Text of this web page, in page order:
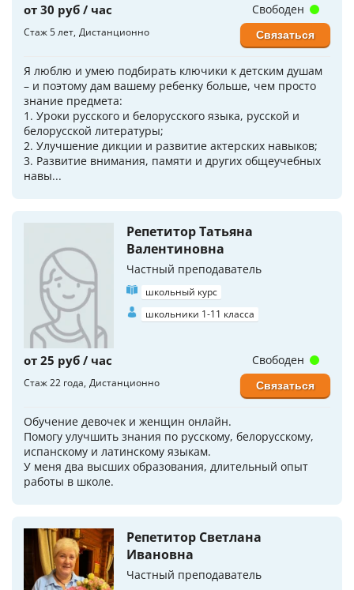
от 30 руб / час
Стаж 5 лет Дистанционно
Я люблю и умею подбирать ключики к детским душам
– и поэтому дам вашему ребенку больше, чем просто
знание предмета:
1. Уроки русского и белорусского языка, русской и
белорусской литературы;
2. Улучшение дикции и развитие актерских навыков;
3. Развитие внимания, памяти и других общеучебных
навы...
Свободен
Связаться
Репетитор Татьяна
Валентиновна
Частный преподаватель
школьный курс
школьники 1-11 класса
от 25 руб / час
Стаж 22 года Дистанционно
Обучение девочек и женщин онлайн.
Помогу улучшить знания по русскому, белорусскому,
испанскому и латинскому языкам.
У меня два высших образования, длительный опыт
работы в школе.
Свободен
Связаться
Репетитор Светлана
Ивановна
Частный преподаватель